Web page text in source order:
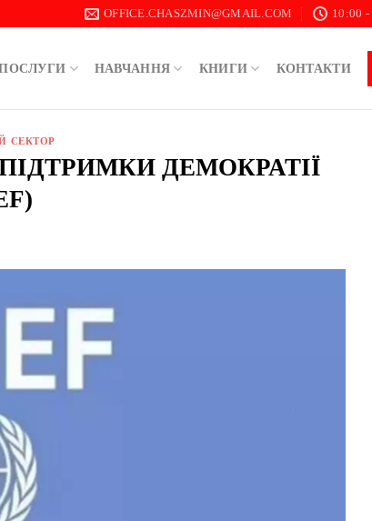
OFFICE.CHASZMIN@GMAIL.COM 10:00 -
НАВЧАННЯ КНИГИ КОНТАКТИ
СЕКТОР
ДЕМОКРАТІЇ